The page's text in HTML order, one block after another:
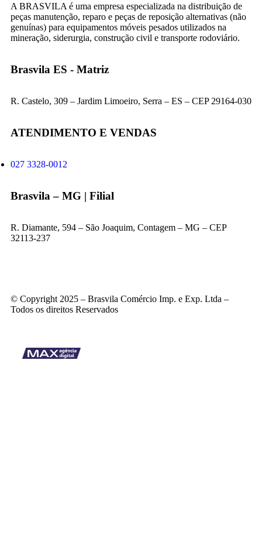
A BRASVILA é uma empresa especializada na distribuição de
peças manutenção, reparo e peças de reposição alternativas (não
genuínas) para equipamentos móveis pesados utilizados na
mineração, siderurgia, construção civil e transporte rodoviário.
Brasvila ES - Matriz
R. Castelo, 309 – Jardim Limoeiro, Serra – ES – CEP 29164-030
ATENDIMENTO E VENDAS
027 3328-0012
Brasvila – MG | Filial
R. Diamante, 594 – São Joaquim, Contagem – MG – CEP
32113-237
© Copyright 2025 – Brasvila Comércio Imp. e Exp. Ltda –
Todos os direitos Reservados